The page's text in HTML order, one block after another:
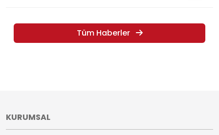
Tüm Haberler
KURUMSAL